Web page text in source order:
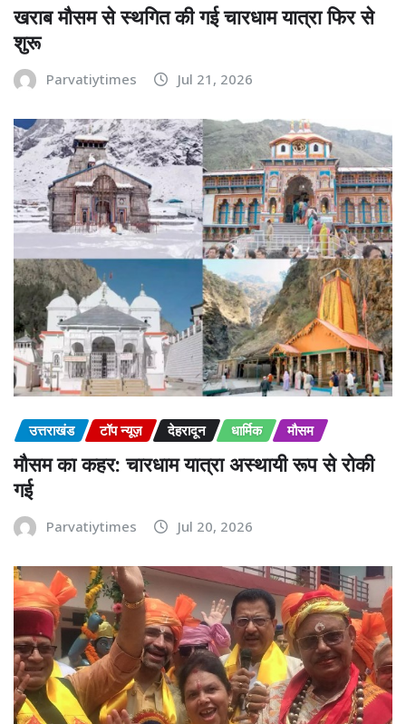
खराब मौसम से स्थगित की गई चारधाम यात्रा फिर से
शुरू
Parvatiytimes Jul 21, 2026
उत्तराखंड टॉप न्यूज़ देहरादून धार्मिक मौसम
मौसम का कहर: चारधाम यात्रा अस्थायी रूप से रोकी
गई
Parvatiytimes Jul 20, 2026